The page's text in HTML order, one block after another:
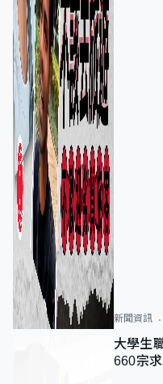
新聞資訊
大學生
660宗